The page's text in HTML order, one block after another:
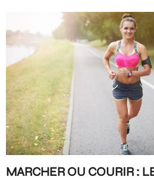
MARCHER OU COURIR :